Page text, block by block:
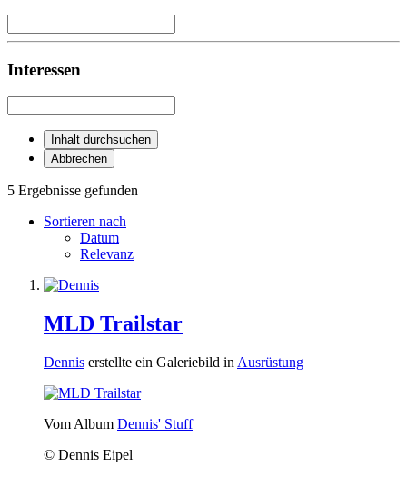
Interessen
Inhalt durchsuchen
Abbrechen
5 Ergebnisse gefunden
Sortieren nach
Datum
Relevanz
MLD Trailstar
Dennis erstellte ein Galeriebild in Ausrüstung
Vom Album Dennis' Stuff
© Dennis Eipel